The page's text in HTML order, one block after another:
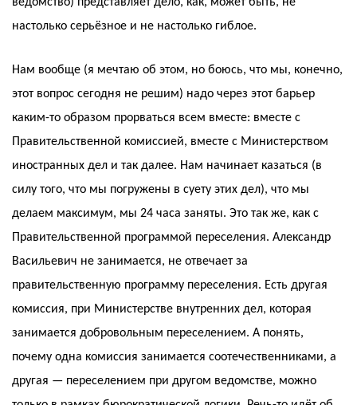
настолько серьёзное и не настолько гиблое.
Нам вообще (я мечтаю об этом, но боюсь, что мы, конечно,
этот вопрос сегодня не решим) надо через этот барьер
каким-то образом прорваться всем вместе: вместе с
Правительственной комиссией, вместе с Министерством
иностранных дел и так далее. Нам начинает казаться (в
силу того, что мы погружены в суету этих дел), что мы
делаем максимум, мы 24 часа заняты. Это так же, как с
Правительственной программой переселения. Александр
Васильевич не занимается, не отвечает за
правительственную программу переселения. Есть другая
комиссия, при Министерстве внутренних дел, которая
занимается добровольным переселением. А понять,
почему одна комиссия занимается соотечественниками, а
другая — переселением при другом ведомстве, можно